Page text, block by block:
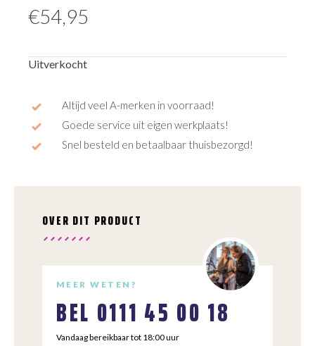
€54,95
Uitverkocht
Altijd veel A-merken in voorraad!
Goede service uit eigen werkplaats!
Snel besteld en betaalbaar thuisbezorgd!
OVER DIT PRODUCT
MEER WETEN?
BEL 0111 45 00 18
Vandaag bereikbaar tot 18:00 uur